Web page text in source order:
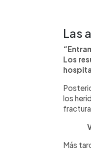
Las
Los
los
Más